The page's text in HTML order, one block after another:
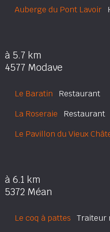
Auberge du Pont Lavoir
à 5.7 km
4577 Modave
Le Baratin Restaurant
La Roseraie Restaurant
Le Pavillon du Vieux
à 6.1 km
5372 Méan
Le coq à pattes Traiteur